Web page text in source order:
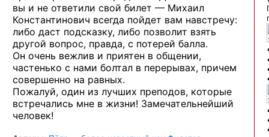
вы и не ответили свой билет — Михаил
Константинович всегда пойдет вам навстречу:
либо даст подсказку, либо позволит взять
другой вопрос, правда, с потерей балла.
Он очень вежлив и приятен в общении,
частенько с нами болтал в перерывах, причем
совершенно на равных.
Пожалуй, один из лучших преподов, которые
встречались мне в жизни! Замечательнейший
человек!